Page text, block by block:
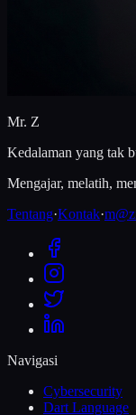
Mr. Z
Kedalaman yang tak
Mengajar, melatih,
Tentang·Kontak·
Navigasi
Cybersecurity
Dart Language